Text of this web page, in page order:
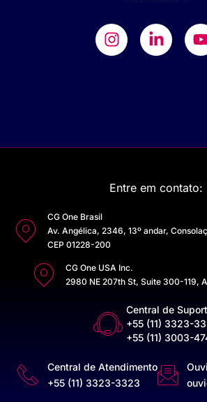
Entre em contato:
CG One Brasil
Av. Angélica, 2346, 13º andar,
CEP 01228-200
CG One USA Inc.
2980 NE 207th St, Suite 300-119,
Central de
+55 (11) 3323-
+55 (11) 3003-
Central de Atendimento
+55 (11) 3323-3323